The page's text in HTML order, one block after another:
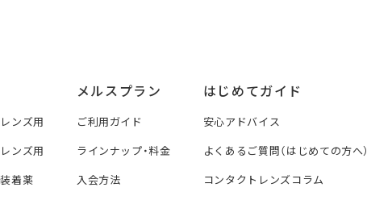
ンズ用
ンズ用
着薬
メルスプラン
ご利用ガイド
ラインナップ・料金
入会方法
はじめてガイド
安心アドバイス
よくあるご質問（はじめての方へ）
コンタクトレンズコラム